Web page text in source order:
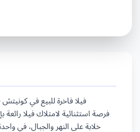
فيلا فاخرة للبيع في